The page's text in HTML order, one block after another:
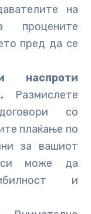
на
пред да се
наспроти
Размислете
со
плаќање по
за вашиот
може да
и